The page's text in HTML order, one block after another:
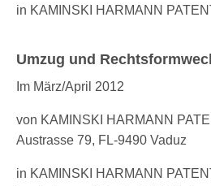
in KAMINSKI HARMANN
Umzug und
Im März/April 2012
von KAMINSKI HARMANN
Austrasse 79, FL-9490 Vaduz
in KAMINSKI HARMANN